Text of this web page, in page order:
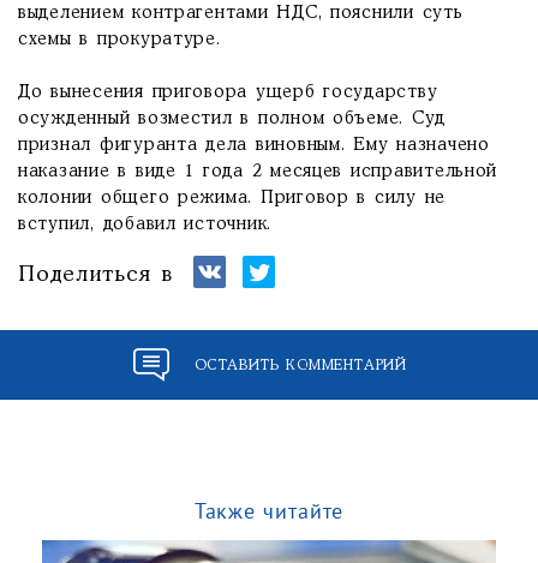
выделением контрагентами НДС, пояснили суть
схемы в прокуратуре.
До вынесения приговора ущерб государству
осужденный возместил в полном объеме. Суд
признал фигуранта дела виновным. Ему назначено
наказание в виде 1 года 2 месяцев исправительной
колонии общего режима. Приговор в силу не
вступил, добавил источник.
Поделиться в
ОСТАВИТЬ КОММЕНТАРИЙ
Также читайте